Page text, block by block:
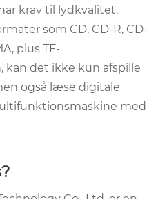
krav til lydkvalitet.
som CD, CD-R, CD-
plus TF-
kan det ikke kun afspille
også læse digitale
med